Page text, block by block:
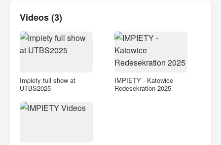
Videos (3)
Impiety full show at
UTBS2025
IMPIETY - Katowice
Redesekration 2025